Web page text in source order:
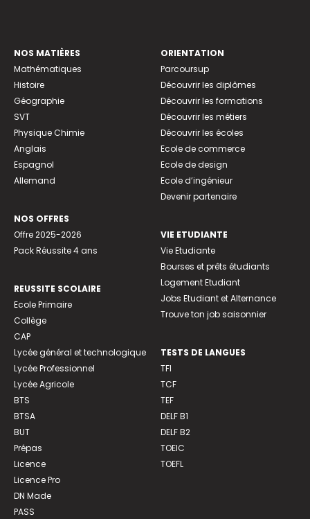
NOS MATIÈRES
Mathématiques
Histoire
Géographie
SVT
Physique Chimie
Anglais
Espagnol
Allemand
NOS OFFRES
Offre 2025-2026
Pack Réussite 4 ans
REUSSITE SCOLAIRE
Ecole Primaire
Collège
CAP
Lycée général et technologique
Lycée Professionnel
Lycée Agricole
BTS
BTSA
BUT
Prépas
Licence
Licence Pro
DN Made
PASS
ORIENTATION
Parcoursup
Découvrir les diplômes
Découvrir les formations
Découvrir les métiers
Découvrir les écoles
Ecole de commerce
Ecole de design
Ecole d’ingénieur
Devenir partenaire
VIE ETUDIANTE
Vie Etudiante
Bourses et prêts étudiants
Logement Etudiant
Jobs Etudiant et Alternance
Trouve ton job saisonnier
TESTS DE LANGUES
TFI
TCF
TEF
DELF B1
DELF B2
TOEIC
TOEFL